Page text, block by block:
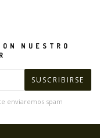
NUESTRO
enviaremos spam